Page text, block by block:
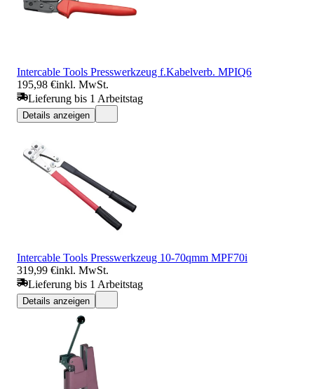
Intercable Tools Presswerkzeug f.Kabelverb. MPIQ6
195,98 €inkl. MwSt.
Lieferung bis 1 Arbeitstag
Details anzeigen
Intercable Tools Presswerkzeug 10-70qmm MPF70i
319,99 €inkl. MwSt.
Lieferung bis 1 Arbeitstag
Details anzeigen